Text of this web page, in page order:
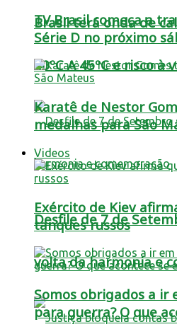
Brasil terá onda de
40ºC A 45ºC e risco à
Desfile de 7 de
volta da harmonia e
TV Brasil começa a
Série D no próximo
Karatê de Nestor
medalhas para São
Videos
Exército de Kiev
tanques russos
Somos obrigados a ir
para guerra? O que